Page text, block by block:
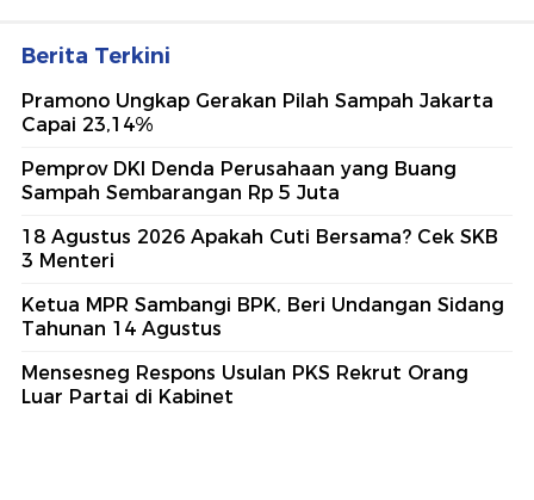
Berita Terkini
Pramono Ungkap Gerakan Pilah Sampah Jakarta
Capai 23,14%
Pemprov DKI Denda Perusahaan yang Buang
Sampah Sembarangan Rp 5 Juta
18 Agustus 2026 Apakah Cuti Bersama? Cek SKB
3 Menteri
Ketua MPR Sambangi BPK, Beri Undangan Sidang
Tahunan 14 Agustus
Mensesneg Respons Usulan PKS Rekrut Orang
Luar Partai di Kabinet